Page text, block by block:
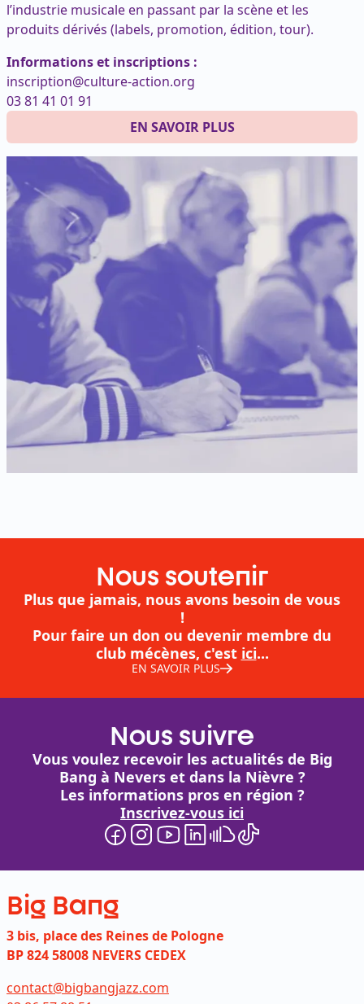
l’industrie musicale en passant par la scène et les
produits dérivés (labels, promotion, édition, tour).
Informations et inscriptions :
inscription@culture-action.org
03 81 41 01 91
EN SAVOIR PLUS
Nous soutenir
Plus que jamais, nous avons besoin de vous
!
Pour faire un don ou devenir membre du
club mécènes, c'est ici...
EN SAVOIR PLUS
Nous suivre
Vous voulez recevoir les actualités de Big
Bang à Nevers et dans la Nièvre ?
Les informations pros en région ?
Inscrivez-vous ici
Big Bang
3 bis, place des Reines de Pologne
BP 824 58008 NEVERS CEDEX
contact@bigbangjazz.com